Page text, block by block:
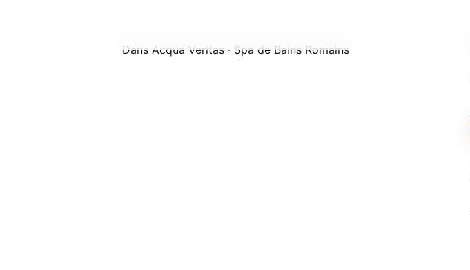
Dans Acqua Veritas · Spa de Bains Romains